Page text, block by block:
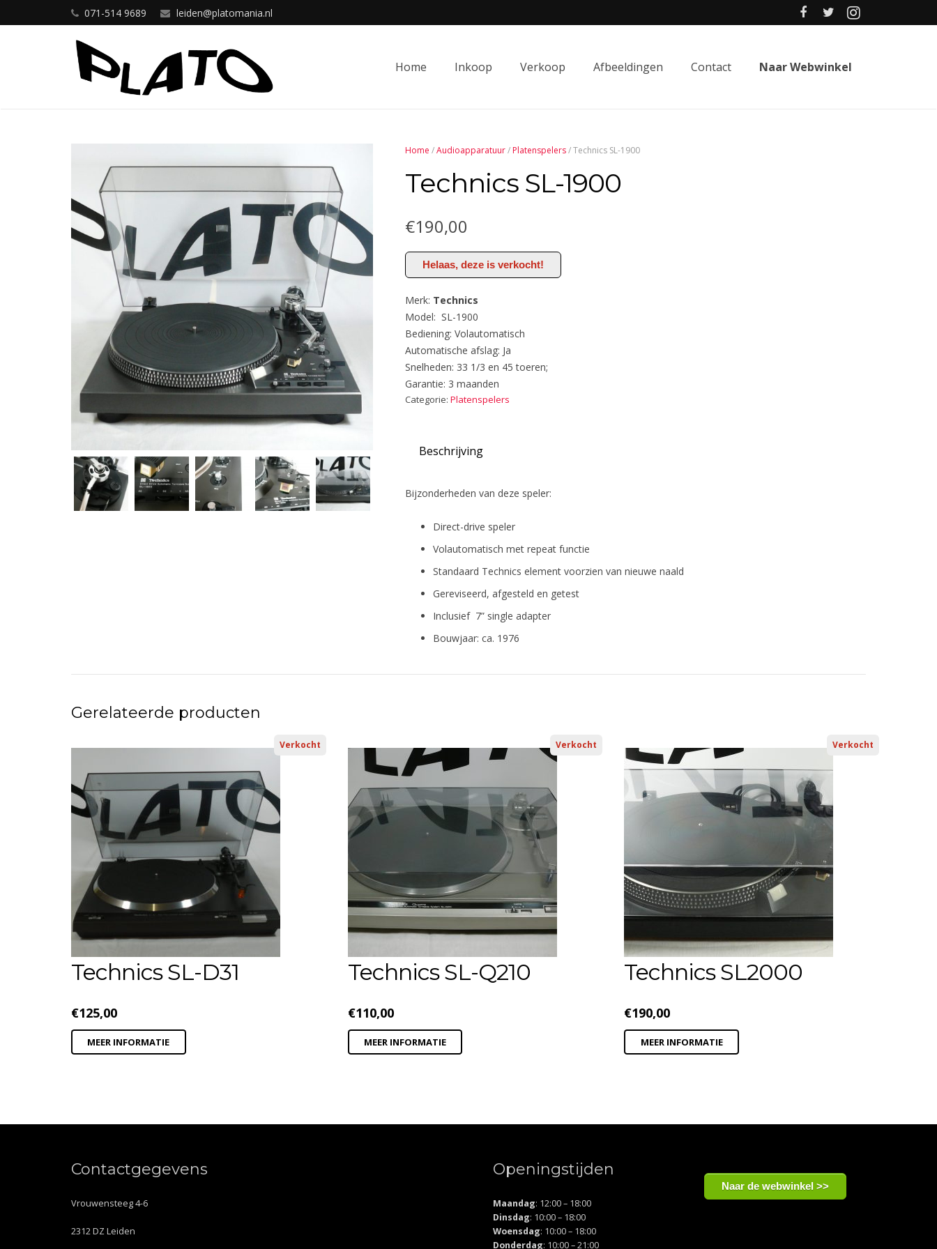
071-514 9689 leiden@platomania.nl
Home Inkoop Verkoop Afbeeldingen Contact Naar Webwinkel
Home /Audioapparatuur/ Platenspelers/ Technics SL-1900
Technics SL-1900
€190,00
Helaas, deze is verkocht!
Merk: Technics
Model: SL-1900
Bediening: Volautomatisch
Automatische afslag: Ja
Snelheden: 33 1/3 en 45 toeren;
Garantie: 3 maanden
Categorie: Platenspelers
Beschrijving
Bijzonderheden van deze speler:
Direct-drive speler
Volautomatisch met repeat functie
Standaard Technics element voorzien van nieuwe naald
Gereviseerd, afgesteld en getest
Inclusief 7” single adapter
Bouwjaar: ca. 1976
Gerelateerde producten
Verkocht
Technics SL-D31
€125,00
MEER INFORMATIE
Verkocht
Technics SL-Q210
€110,00
MEER INFORMATIE
Verkocht
Technics SL2000
€190,00
MEER INFORMATIE
Contactgegevens
Vrouwensteeg 4-6
2312 DZ Leiden
Openingstijden
Maandag: 12:00 – 18:00
Dinsdag: 10:00 – 18:00
Woensdag: 10:00 – 18:00
Donderdag: 10:00 – 21:00
Naar de webwinkel >>